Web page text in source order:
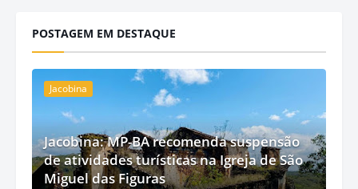
POSTAGEM EM DESTAQUE
Jacobina
Jacobina: MP-BA recomenda suspensão
de atividades turísticas na Igreja de São
Miguel das Figuras